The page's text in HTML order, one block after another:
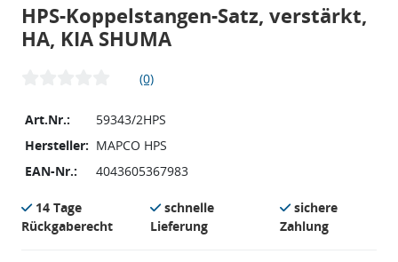
HPS-Koppelstangen-Satz, verstärkt,
HA, KIA SHUMA
(0)
Art.Nr.:
59343/2HPS
Hersteller: MAPCO HPS
EAN-Nr.:
4043605367983
14 Tage
Rückgaberecht
schnelle
Lieferung
sichere
Zahlung